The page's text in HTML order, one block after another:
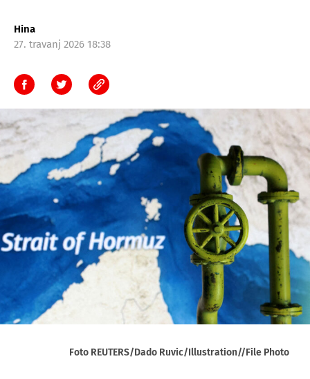
Hina
27. travanj 2026 18:38
Foto REUTERS/Dado Ruvic/Illustration//File Photo